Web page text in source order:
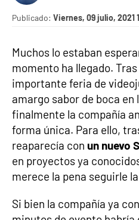
Publicado: Viernes, 09 julio, 2021
Muchos lo estaban
momento ha llegado.
importante feria de
amargo sabor de boca en
finalmente la compañía
forma única. Para ello,
reaparecía con un nuevo
en proyectos ya
merece la pena seguirle
Si bien la compañía ya